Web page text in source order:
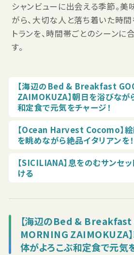
シャンビューに出会える季節。
がら、大切な人と落ち着いた時
トランを、時間帯ごとのシーンに
す。
【海辺のBed & Breakfast
ZAIMOKUZA】朝日を浴びなが
和定食で元気をチャージ！
【Ocean Harvest Cocomo】
を眺めながら絶品イタリアンを！
【SICILIANA】息をのむサンセ
ける
【海辺のBed & Breakfast
MORNING ZAIMOKUZA
体がよろこぶ和定食で元気